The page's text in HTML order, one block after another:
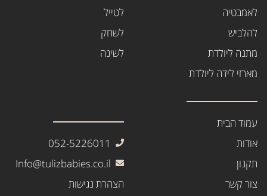
לאמבטיה
להלביש
מתנה ליולדת
מארזי לידה ליולדת
לטייל
לשחק
לשינה
עמוד הבית
אודות
תקנון
צור קשר
052-5226011
Info@tulizbabies.co.il
הצהרת נגישות